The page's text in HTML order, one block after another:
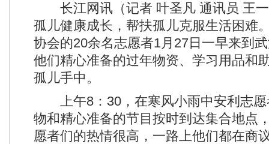
长江网讯（记者 叶圣凡 通讯员 王一
孤儿健康成长，帮扶孤儿克服生活困难
协会的20余名志愿者1月27日一早来到
他们精心准备的过年物资、学习用品和
孤儿手中。
上午8：30，在寒风小雨中安利志愿
物和精心准备的节目按时到达集合地点
愿者们的热情很高，一路上他们都在商